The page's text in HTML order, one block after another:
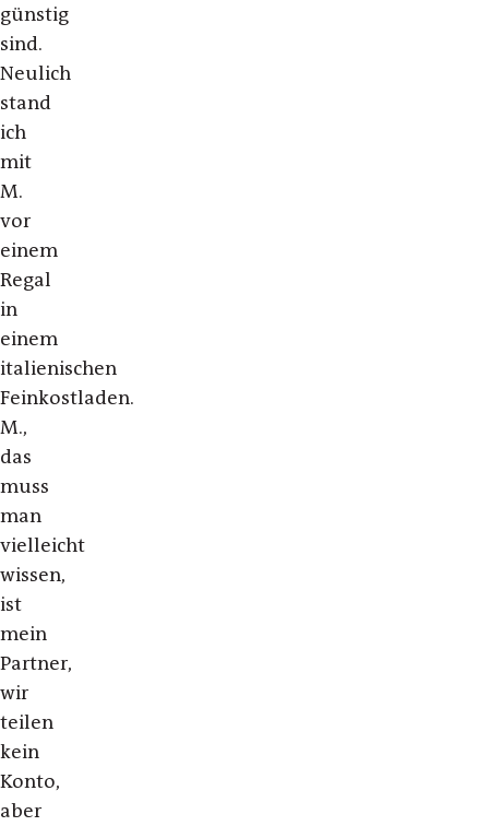
günstig
sind.
Neulich
stand
ich
mit
M.
vor
einem
Regal
in
einem
italienischen
Feinkostladen.
M.,
das
muss
man
vielleicht
wissen,
ist
mein
Partner,
wir
teilen
kein
Konto,
aber